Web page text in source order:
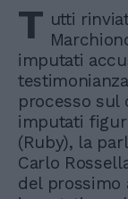
T utti
imputati
processo sul
imputati
(Ruby), la
Carlo
del prossimo